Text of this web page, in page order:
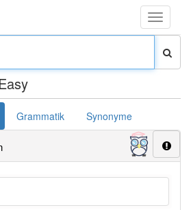
Toggle
Grammatik Synonyme